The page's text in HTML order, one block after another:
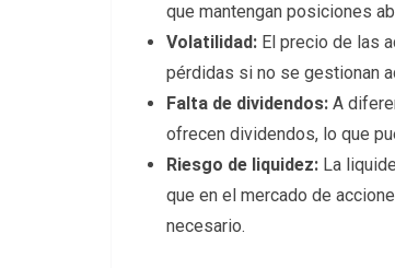
que mantengan posiciones
Volatilidad: El precio de las
pérdidas si no se gestionan
Falta de dividendos: A
ofrecen dividendos, lo que
Riesgo de liquidez: La
que en el mercado de
necesario.